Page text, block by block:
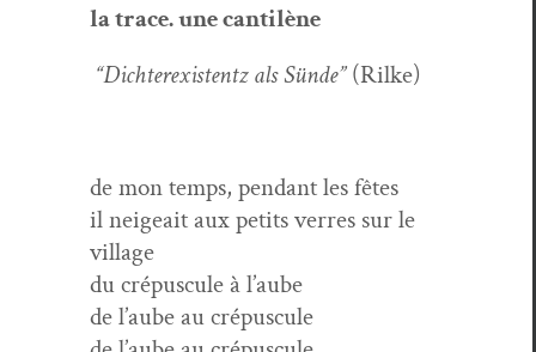
la trace. une cantilène
“Dichterex­is­tentz als Sünde”(Rilke)
de mon temps, pen­dant les fêtes
il neigeait aux petits ver­res sur le
village
du cré­pus­cule à l’aube
de l’aube au crépuscule